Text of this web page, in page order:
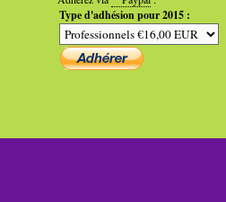
Type d'adhésion pour 2015 :